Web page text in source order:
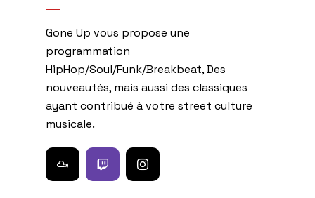
Gone Up vous propose une
programmation
HipHop/Soul/Funk/Breakbeat, Des
nouveautés, mais aussi des classiques
ayant contribué à votre street culture
musicale.